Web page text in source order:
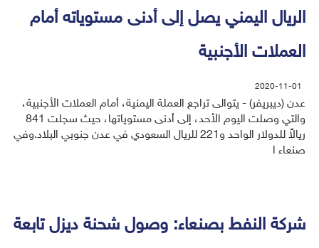
الريال اليمني يصل إلى أدنى مستوياته أمام
العملات الأجنبية
2020-11-01
عدن (ديبريفر) - يتوالى تراجع العملة اليمنية، أمام العملات الأجنبية،
والتي وصلت اليوم الأحد، إلى أدنى مستوياتها، حيث سجلت 841
ريالاً للدولار الواحد و221 للريال السعودي في عدن جنوبي البلاد.وفي
صنعاء ا
شركة النفط بصنعاء: وصول شحنة ديزل تابعة